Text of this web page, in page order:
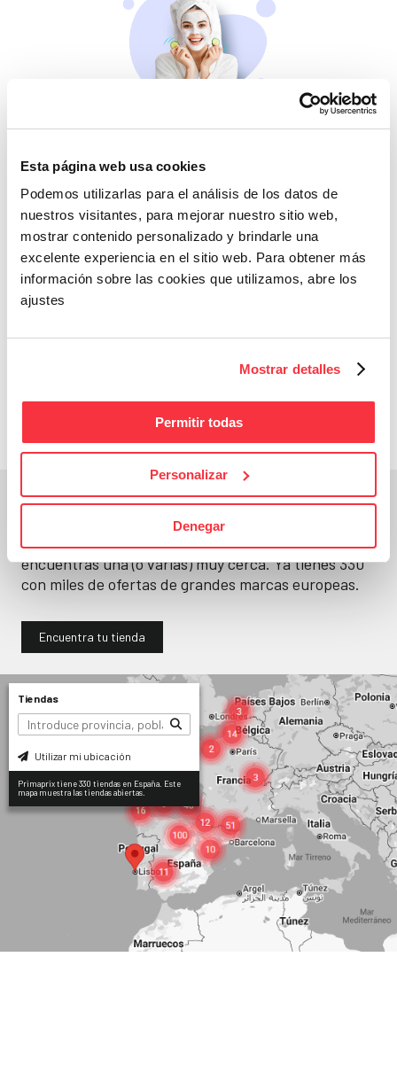
Esta página web usa cookies
Podemos utilizarlas para el análisis de los datos de
nuestros visitantes, para mejorar nuestro sitio web,
mostrar contenido personalizado y brindarle una
excelente experiencia en el sitio web. Para obtener más
información sobre las cookies que utilizamos, abre los
ajustes
Mostrar detalles
Permitir todas
Personalizar
Denegar
Belleza
Si no te mimas tú…
Adelántate a todos y
En un segundo, la encuentras.
No paramos de abrirtiendas. Seguro que
encuentras una (o varias) muy cerca. Ya tienes330
con miles de ofertas de grandes marcas europeas.
Encuentra tu tienda
Tiendas
Utilizar mi ubicación
Primaprix tiene 330 tiendas en España. Este
mapa muestra las tiendas abiertas.